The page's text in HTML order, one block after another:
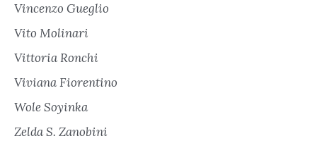
Vincenzo Gueglio
Vito Molinari
Vittoria Ronchi
Viviana Fiorentino
Wole Soyinka
Zelda S. Zanobini